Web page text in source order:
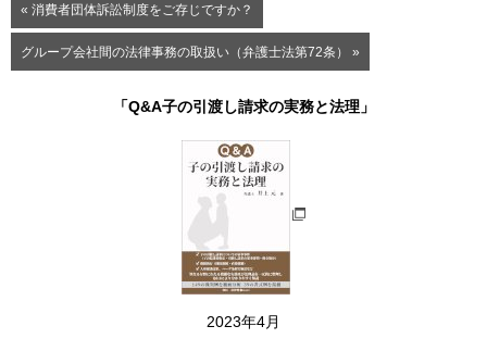
« 消費者団体訴訟制度をご存じですか？
グループ会社間の法律事務の取扱い（弁護士法第72条） »
「Q&A子の引渡し請求の実務と法理」
2023年4月